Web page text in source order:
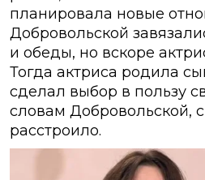
планировала новые
Добровольской
и обеды, но вскоре
Тогда актриса родила
сделал выбор в пользу
словам Добровольской,
расстроило.